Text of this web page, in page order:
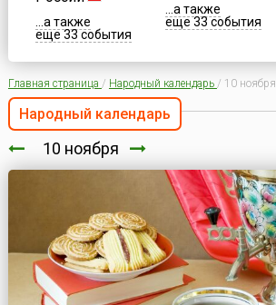
...а также
еще 33 события
...а также
еще 33 события
Главная страница / Народный календарь / 10 ноября
Народный календарь
10 ноября